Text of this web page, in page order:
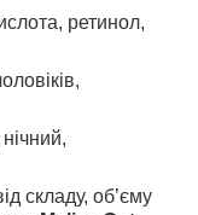
ретинол,
складу, об’єму